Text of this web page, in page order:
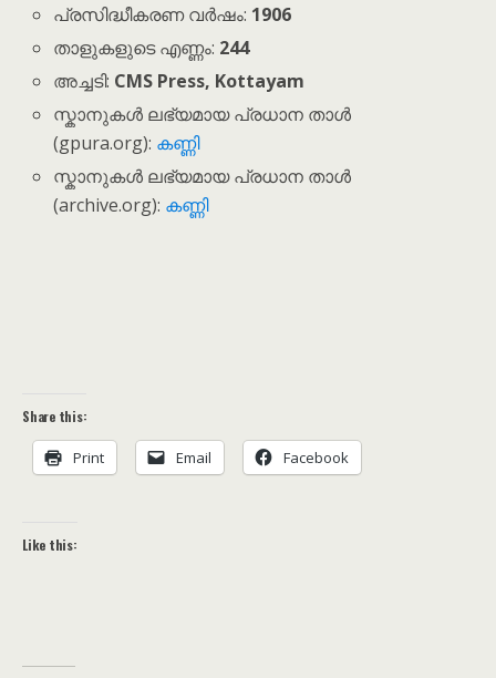
പ്രസിദ്ധീകരണ വർഷം: 1906
താളുകളുടെ എണ്ണം: 244
അച്ചടി: CMS Press, Kottayam
സ്കാനുകൾ ലഭ്യമായ പ്രധാന താൾ
(gpura.org): കണ്ണി
സ്കാനുകൾ ലഭ്യമായ പ്രധാന താൾ
(archive.org): കണ്ണി
Share this:
Print Email Facebook
Like this: